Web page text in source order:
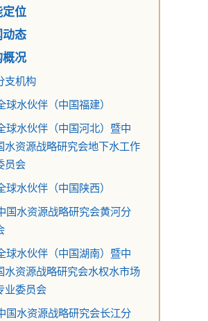
位
态
况
支机构
球水伙伴（中国福建）
球水伙伴（中国河北）暨中
水资源战略研究会地下水工作
员会
球水伙伴（中国陕西）
国水资源战略研究会黄河分
球水伙伴（中国湖南）暨中
水资源战略研究会水权水市场
业委员会
国水资源战略研究会长江分